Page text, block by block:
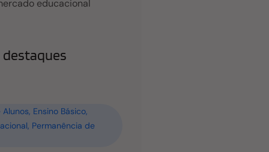
educacional
, Ensino Básico,
, Permanência de